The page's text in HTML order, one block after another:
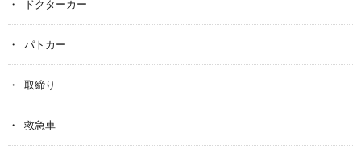
ドクターカー
パトカー
取締り
救急車